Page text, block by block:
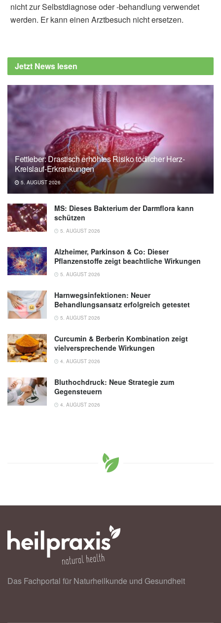
nicht zur Selbstdiagnose oder -behandlung verwendet
werden. Er kann einen Arztbesuch nicht ersetzen.
Jetzt News lesen
Fettleber: Drastisch erhöhtes Risiko tödlicher Herz-
Kreislauf-Erkrankungen
5. AUGUST 2026
MS: Dieses Bakterium der Darmflora kann
schützen
5. AUGUST 2026
Alzheimer, Parkinson & Co: Dieser
Pflanzenstoffe zeigt beachtliche Wirkungen
5. AUGUST 2026
Harnwegsinfektionen: Neuer
Behandlungsansatz erfolgreich getestet
5. AUGUST 2026
Curcumin & Berberin Kombination zeigt
vielversprechende Wirkungen
4. AUGUST 2026
Bluthochdruck: Neue Strategie zum
Gegensteuern
4. AUGUST 2026
Das Fachportal für Naturheilkunde und Gesundheit